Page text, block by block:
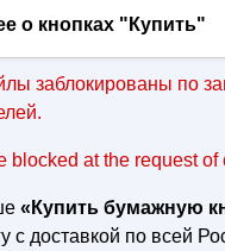
о кнопках "Купить"
заблокированы по
blocked at the request
«Купить бумажную
с доставкой по всей